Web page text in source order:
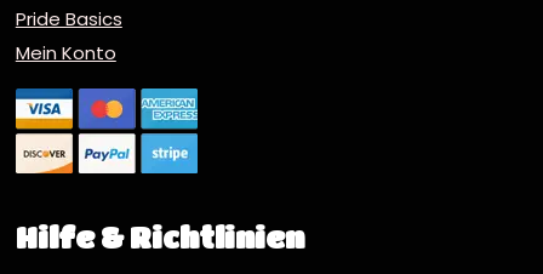
Pride Basics
Mein Konto
Hilfe & Richtlinien